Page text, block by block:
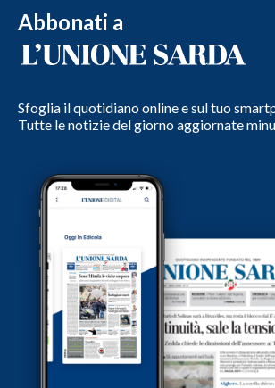
Abbonati a
Sfoglia il quotidiano online e sul tuo
Tutte le notizie del giorno aggiornate